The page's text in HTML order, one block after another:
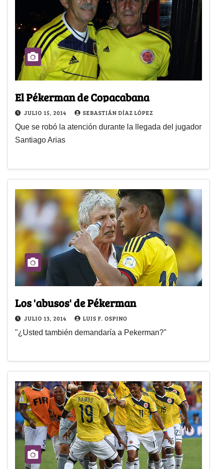
El Pékerman de Copacabana
JULIO 15, 2014 SEBASTIÁN DÍAZ LÓPEZ
Que se robó la atención durante la llegada del jugador
Santiago Arias
Los 'abusos' de Pékerman
JULIO 13, 2014 LUIS F. OSPINO
"¿Usted también demandaría a Pekerman?"